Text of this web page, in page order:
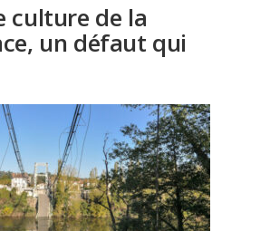
culture de la
un défaut qui